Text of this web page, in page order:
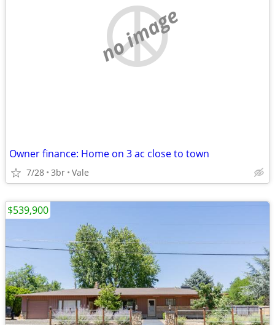
no image
Owner finance: Home on 3 ac close to town
7/28 3br Vale
$539,900